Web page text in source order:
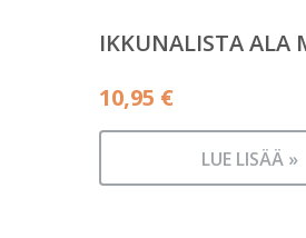
IKKUNALISTA ALA
10,95 €
LUE LISÄÄ »